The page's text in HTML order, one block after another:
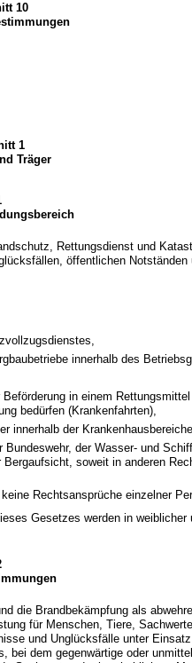
10
1
Träger
Rettungsdienst und
öffentlichen Notständen
innerhalb des
in einem
bedürfen (Krankenfahrten),
innerhalb der Krankenhausbereiche,
der Wasser- und
soweit in anderen
Rechtsansprüche einzelner
Gesetzes werden in weiblicher
die Brandbekämpfung als
für Menschen, Tiere,
und Unglücksfälle unter
bei dem gegenwärtige oder